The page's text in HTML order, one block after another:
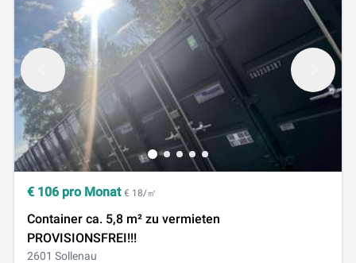
€ 106 pro Monat € 18/㎡
Container ca. 5,8 m² zu vermieten
PROVISIONSFREI!!!
2601 Sollenau